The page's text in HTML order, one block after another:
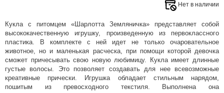
Нет в наличии
Кукла с питомцем «Шарлотта Земляничка» представляет собой
высококачественную игрушку, произведенную из первоклассного
пластика. В комплекте с ней идет не только очаровательное
животное, но и маленькая расческа, при помощи которой девочка
сможет причесывать свою новую любимицу. Кукла имеет длинные
густые волосы. Это позволяет создавать для нее всевозможные
креативные прически. Игрушка обладает стильным нарядом,
пошитым из превосходного текстиля. Выполнена она